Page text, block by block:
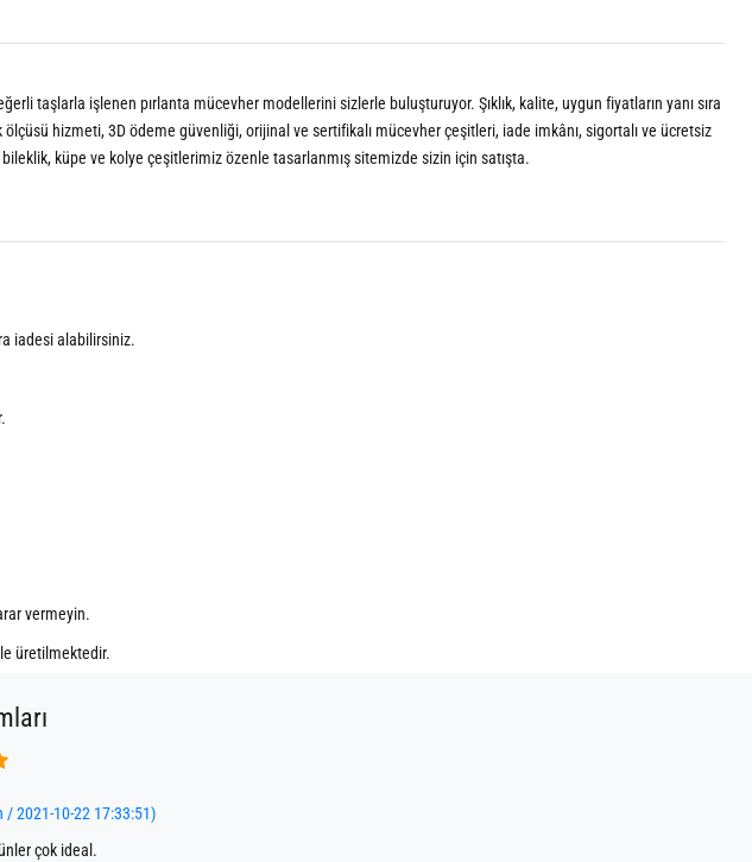
taşlarla işlenen pırlanta mücevher modellerini sizlerle buluşturuyor. Şıklık, kalite, uygun fiyatların yanı sıra
hizmeti, 3D ödeme güvenliği, orijinal ve sertifikalı mücevher çeşitleri, iade imkânı, sigortalı ve ücretsiz
küpe ve kolye çeşitlerimiz özenle tasarlanmış sitemizde sizin için satışta.
iadesi alabilirsiniz.
vermeyin.
üretilmektedir.
/ 2021-10-22 17:33:51)
çok ideal.